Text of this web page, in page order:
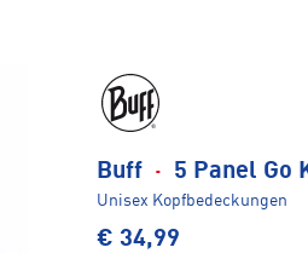
Buff · 5 Panel Go
Unisex Kopfbedeckungen
€ 34,99